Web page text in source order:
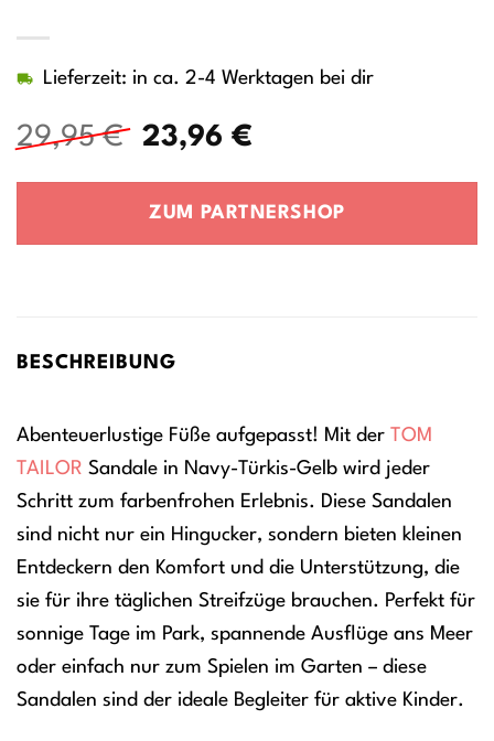
29,95€
Ursprünglicher
war:
23,96 €Aktueller
ist:
Lieferzeit: in ca. 2-4 Werktagen bei dir
ZUM PARTNERSHOP
BESCHREIBUNG
Abenteuerlustige Füße aufgepasst! Mit der TOM
TAILOR Sandale in Navy-Türkis-Gelb wird jeder
Schritt zum farbenfrohen Erlebnis. Diese Sandalen
sind nicht nur ein Hingucker, sondern bieten kleinen
Entdeckern den Komfort und die Unterstützung, die
sie für ihre täglichen Streifzüge brauchen. Perfekt für
sonnige Tage im Park, spannende Ausflüge ans Meer
oder einfach nur zum Spielen im Garten – diese
Sandalen sind der ideale Begleiter für aktive Kinder.